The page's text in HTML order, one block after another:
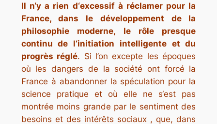
Il n‘y a rien d‘excessif à réclamer pour la
France, dans le développement de la
philosophie moderne, le rôle presque
continu de l‘initiation intelligente et du
progrès réglé. Si l’on excepte les époques
où les dangers de la société ont forcé la
France à abandonner la spéculation pour la
science pratique et où elle ne s‘est pas
montrée moins grande par le sentiment des
besoins et des intérêts sociaux , que, dans